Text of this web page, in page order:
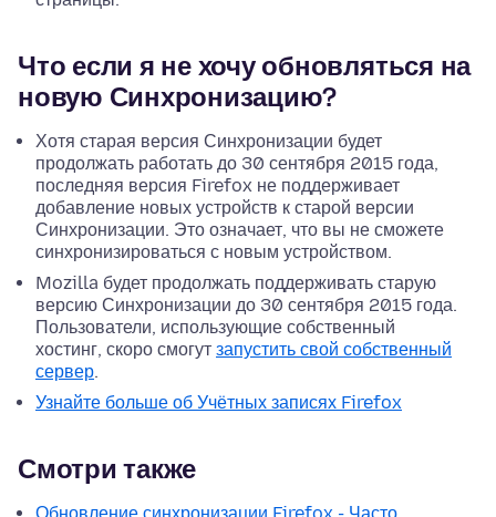
Что если я не хочу обновляться на
новую Синхронизацию?
Хотя старая версия Синхронизации будет
продолжать работать до 30 сентября 2015 года,
последняя версия Firefox не поддерживает
добавление новых устройств к старой версии
Синхронизации. Это означает, что вы не сможете
синхронизироваться с новым устройством.
Mozilla будет продолжать поддерживать старую
версию Синхронизации до 30 сентября 2015 года.
Пользователи, использующие собственный
хостинг, скоро смогут запустить свой собственный
сервер.
Узнайте больше об Учётных записях Firefox
Смотри также